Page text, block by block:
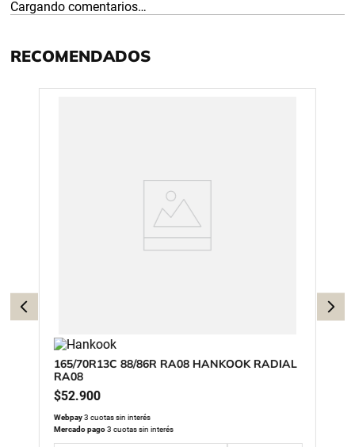
Cargando comentarios…
RECOMENDADOS
165/70R13C 88/86R RA08 HANKOOK RADIAL
RA08
$52.900
Webpay3 cuotas sin interés
Mercado pago3 cuotas sin interés